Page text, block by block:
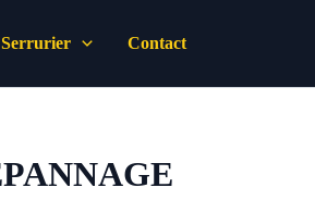
Serrurier Contact